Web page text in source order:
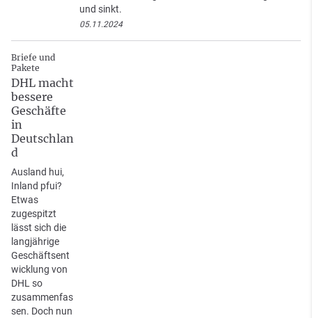
und sinkt.
05.11.2024
Briefe und
Pakete
DHL macht
bessere
Geschäfte
in
Deutschlan
d
Ausland hui,
Inland pfui?
Etwas
zugespitzt
lässt sich die
langjährige
Geschäftsent
wicklung von
DHL so
zusammenfas
sen. Doch nun